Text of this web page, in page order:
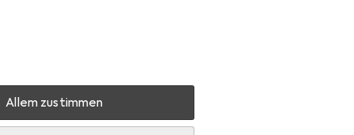
Allem zustimmen
Zubehör